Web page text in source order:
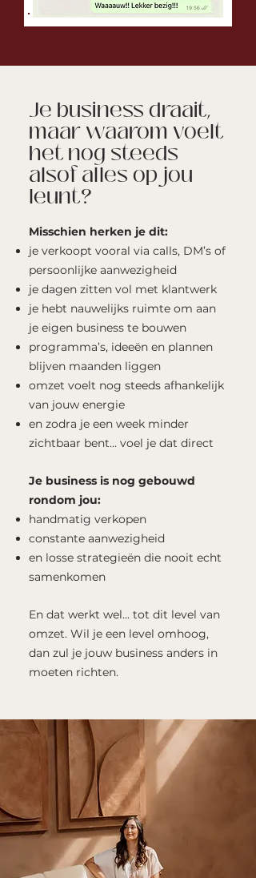
Je business draait,
maar waarom voelt
het nog steeds
alsof alles op jou
leunt?
Misschien herken je dit:
je verkoopt vooral via calls, DM’s of
persoonlijke aanwezigheid
je dagen zitten vol met klantwerk
je hebt nauwelijks ruimte om aan
je eigen business te bouwen
programma’s, ideeën en plannen
blijven maanden liggen
omzet voelt nog steeds afhankelijk
van jouw energie
en zodra je een week minder
zichtbaar bent… voel je dat direct
Je business is nog gebouwd
rondom jou:
handmatig verkopen
constante aanwezigheid
en losse strategieën die nooit echt
samenkomen
En dat werkt wel... tot dit level van
omzet. Wil je een level omhoog,
dan zul je jouw business anders in
moeten richten.